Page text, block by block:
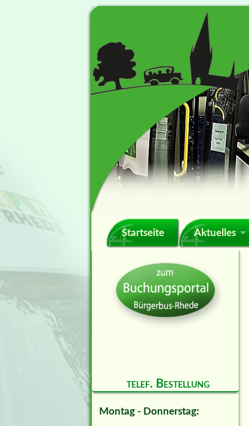
Navigation
überspringen
Startseite Aktuelles
telef. Bestellung
Montag - Donnerstag: